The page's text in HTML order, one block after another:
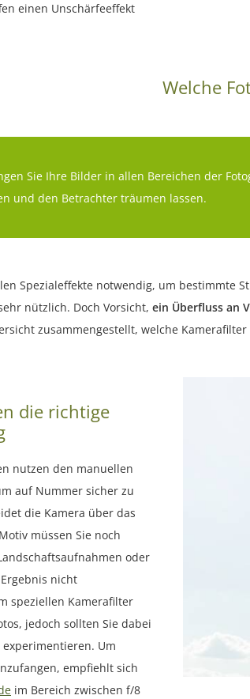
einen Unschärfeeffekt
Welche
Sie Ihre Bilder in allen Bereichen der
und den Betrachter träumen lassen.
Spezialeffekte notwendig, um
nützlich. Doch Vorsicht, ein Überfluss an
zusammengestellt, welche
die richtige
nutzen den manuellen
auf Nummer sicher zu
die Kamera über das
müssen Sie noch
oder
nicht
speziellen Kamerafilter
jedoch sollten Sie dabei
Um
empfiehlt sich
im Bereich zwischen f/8